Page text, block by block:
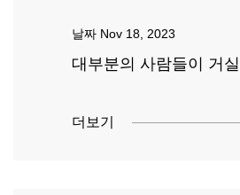
날짜 Nov 18, 2023
대부분의 사람들이 거
더보기